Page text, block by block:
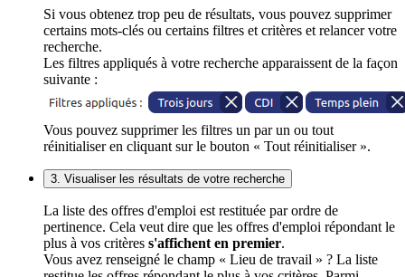
Si vous obtenez trop peu de résultats, vous pouvez supprimer
certains mots-clés ou certains filtres et critères et relancer votre
recherche.
Les filtres appliqués à votre recherche apparaissent de la façon
suivante :
Vous pouvez supprimer les filtres un par un ou tout
réinitialiser en cliquant sur le bouton « Tout réinitialiser ».
3. Visualiser les résultats de votre recherche
La liste des offres d'emploi est restituée par ordre de
pertinence. Cela veut dire que les offres d'emploi répondant le
plus à vos critères s'affichent en premier.
Vous avez renseigné le champ « Lieu de travail » ? La liste